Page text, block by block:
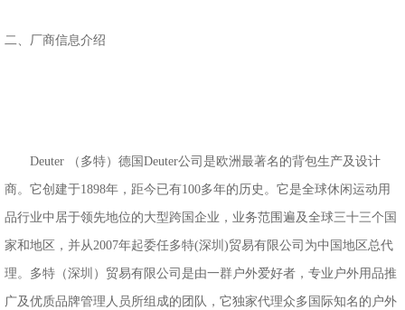
二、厂商信息介绍
Deuter （多特）德国Deuter公司是欧洲最著名的背包生产及设计
商。它创建于1898年，距今已有100多年的历史。它是全球休闲运动用
品行业中居于领先地位的大型跨国企业，业务范围遍及全球三十三个国
家和地区，并从2007年起委任多特(深圳)贸易有限公司为中国地区总代
理。多特（深圳）贸易有限公司是由一群户外爱好者，专业户外用品推
广及优质品牌管理人员所组成的团队，它独家代理众多国际知名的户外